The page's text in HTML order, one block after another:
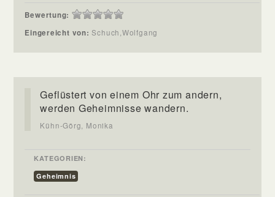
Bewertung:
Eingereicht von:Schuch,Wolfgang
Geflüstert von einem Ohr zum andern,
werden Geheimnisse wandern.
Kühn-Görg, Monika
KATEGORIEN:
Geheimnis